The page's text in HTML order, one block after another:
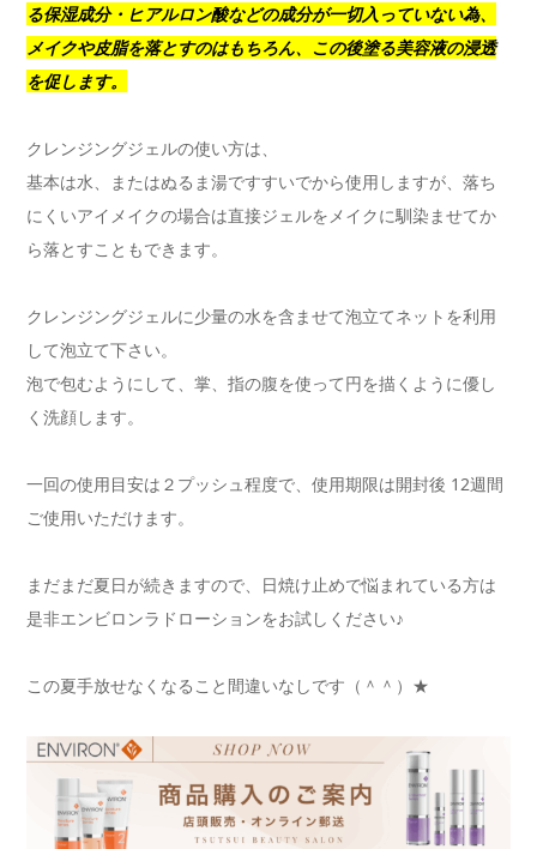
る保湿成分・ヒアルロン酸などの成分が一切入っていない為、
メイクや皮脂を落とすのはもちろん、この後塗る美容液の浸透
を促します。
クレンジングジェルの使い方は、
基本は水、またはぬるま湯ですすいでから使用しますが、落ち
にくいアイメイクの場合は直接ジェルをメイクに馴染ませてか
ら落とすこともできます。
クレンジングジェルに少量の水を含ませて泡立てネットを利用
して泡立て下さい。
泡で包むようにして、掌、指の腹を使って円を描くように優し
く洗顔します。
一回の使用目安は２プッシュ程度で、使用期限は開封後 12週間
ご使用いただけます。
まだまだ夏日が続きますので、日焼け止めで悩まれている方は
是非エンビロンラドローションをお試しください♪
この夏手放せなくなること間違いなしです（＾＾）★